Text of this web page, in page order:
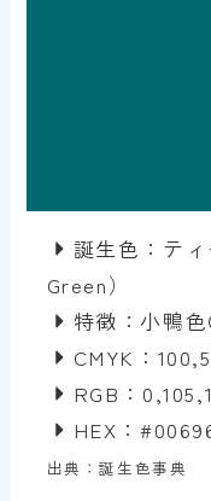
誕生色：テ
Green）
特徴：小鴨
CMYK：
RGB：
HEX：
出典：誕生色事典